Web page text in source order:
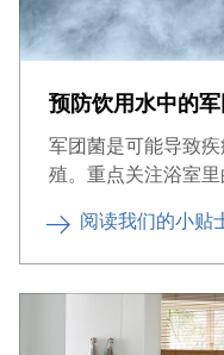
预防饮用水中的
军团菌是可能导致
殖。重点关注浴室里
阅读我们的小贴